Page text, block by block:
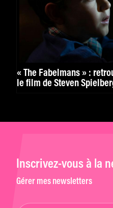
« The Fabelmans » :
le film de Steven
Inscrivez-vous à la
Gérer mes newsletters